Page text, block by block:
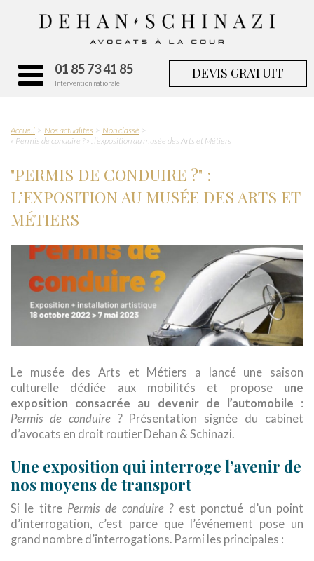
01 85 73 41 85
Intervention nationale
DEVIS GRATUIT
Accueil Nos actualités
Non classé
« Permis de conduire ? » : l’exposition au musée des Arts et Métiers
"PERMIS DE CONDUIRE ?" :
L’EXPOSITION AU MUSÉE DES ARTS ET
MÉTIERS
Le musée des Arts et Métiers a lancé une saison
culturelle dédiée aux mobilités et propose une
exposition consacrée au devenir de l’automobile :
Permis de conduire ?Présentation signée du cabinet
d’avocats en droit routier Dehan & Schinazi.
Une exposition qui interroge l’avenir de
nos moyens de transport
Si le titre Permis de conduire ?est ponctué d’un point
d’interrogation, c’est parce que l’événement pose un
grand nombre d’interrogations. Parmi les principales :